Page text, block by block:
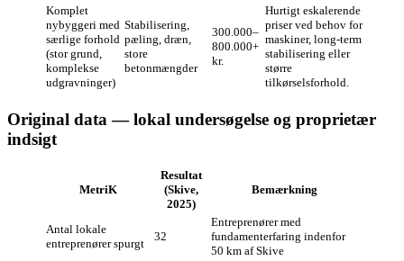
Komplet
nybyggeri med
særlige forhold
(stor grund,
komplekse
udgravninger)
Stabilisering,
pæling, dræn,
store
betonmængder
300.000–
800.000+
kr.
Hurtigt eskalerende
priser ved behov for
maskiner, long-term
stabilisering eller
større
tilkørselsforhold.
Original data — lokal undersøgelse og proprietær
indsigt
MetriK
Resultat
(Skive,
2025)
Bemærkning
Antal lokale
entreprenører spurgt
32
Entreprenører med
fundamenterfaring indenfor
50 km af Skive